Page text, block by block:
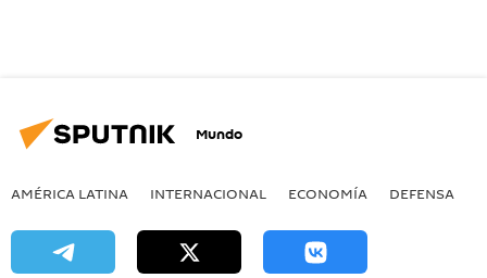
Mundo
AMÉRICA LATINA INTERNACIONAL ECONOMÍA DEFENSA